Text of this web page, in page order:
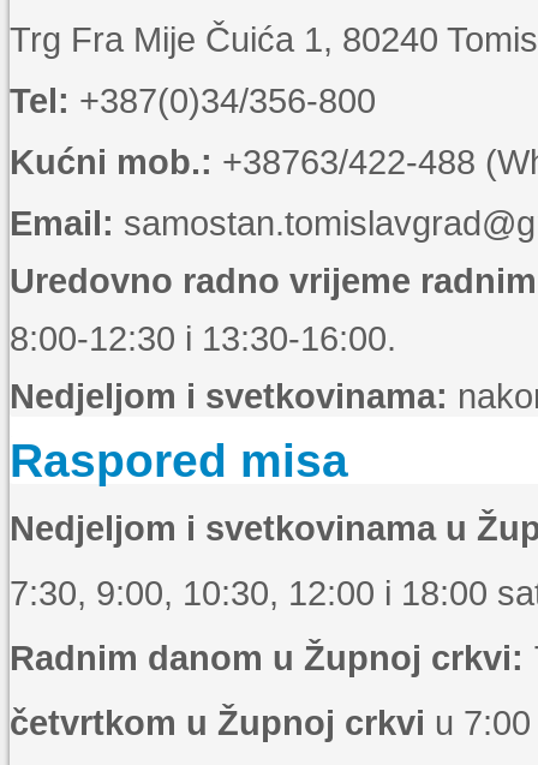
Trg Fra Mije Čuića 1, 80240
Tel: +387(0)34/356-800
Kućni mob.: +38763/422-488
Email:
Uredovno radno vrijeme
8:00-12:30 i 13:30-16:00.
Nedjeljom i svetkovinama:
Raspored misa
Nedjeljom i svetkovinama u
7:30, 9:00, 10:30, 12:00 i 18:00
Radnim danom u Župnoj crkvi:
četvrtkom u Župnoj crkvi u